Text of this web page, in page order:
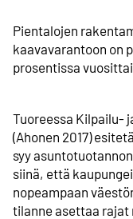
Pientalojen
kaava­varantoon on
prosentissa
Tuoreessa Kilpailu-
(Ahonen 2017)
syy
siinä, että
nopeampaan
tilanne asettaa rajat